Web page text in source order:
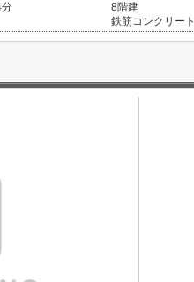
分
8階建
鉄筋コンクリート